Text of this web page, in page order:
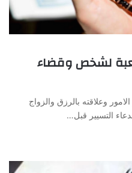
لشخص وقضاء
وعلاقته بالرزق والزواج
التسيير قبل…